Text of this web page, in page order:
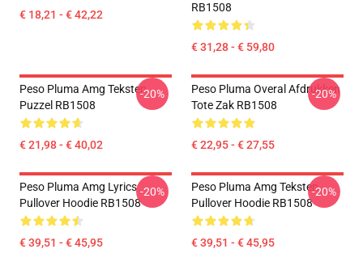
€ 18,21 - € 42,22
RB1508
€ 31,28 - € 59,80
Peso Pluma Amg Teksten
Puzzel RB1508
€ 21,98 - € 40,02
-20%
Peso Pluma Overal Afdrukken
Tote Zak RB1508
€ 22,95 - € 27,55
-20%
Peso Pluma Amg Lyrics
Pullover Hoodie RB1508
€ 39,51 - € 45,95
-20%
Peso Pluma Amg Teksten
Pullover Hoodie RB1508
€ 39,51 - € 45,95
-20%